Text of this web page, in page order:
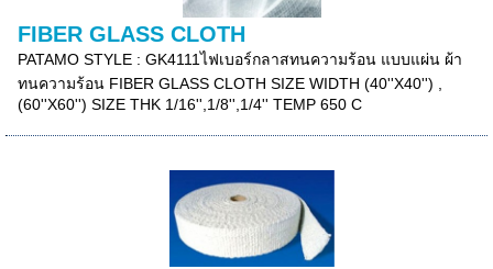
FIBER GLASS CLOTH
PATAMO STYLE : GK4111ไฟเบอร์กลาสทนความร้อน แบบแผ่น ผ้า
ทนความร้อน FIBER GLASS CLOTH SIZE WIDTH (40''X40'') ,
(60''X60'') SIZE THK 1/16'',1/8'',1/4'' TEMP 650 C